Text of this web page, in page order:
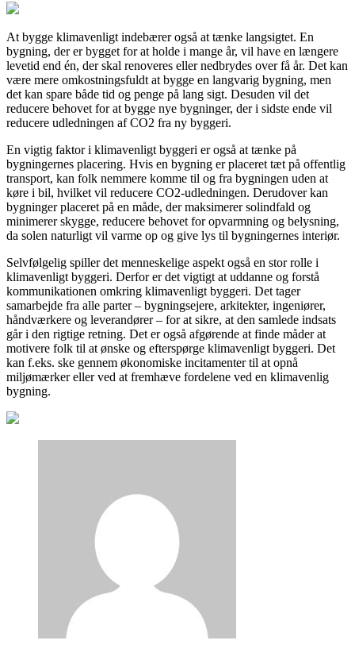
At bygge klimavenligt indebærer også at tænke langsigtet. En
bygning, der er bygget for at holde i mange år, vil have en længere
levetid end én, der skal renoveres eller nedbrydes over få år. Det kan
være mere omkostningsfuldt at bygge en langvarig bygning, men
det kan spare både tid og penge på lang sigt. Desuden vil det
reducere behovet for at bygge nye bygninger, der i sidste ende vil
reducere udledningen af CO2 fra ny byggeri.
En vigtig faktor i klimavenligt byggeri er også at tænke på
bygningernes placering. Hvis en bygning er placeret tæt på offentlig
transport, kan folk nemmere komme til og fra bygningen uden at
køre i bil, hvilket vil reducere CO2-udledningen. Derudover kan
bygninger placeret på en måde, der maksimerer solindfald og
minimerer skygge, reducere behovet for opvarmning og belysning,
da solen naturligt vil varme op og give lys til bygningernes interiør.
Selvfølgelig spiller det menneskelige aspekt også en stor rolle i
klimavenligt byggeri. Derfor er det vigtigt at uddanne og forstå
kommunikationen omkring klimavenligt byggeri. Det tager
samarbejde fra alle parter – bygningsejere, arkitekter, ingeniører,
håndværkere og leverandører – for at sikre, at den samlede indsats
går i den rigtige retning. Det er også afgørende at finde måder at
motivere folk til at ønske og efterspørge klimavenligt byggeri. Det
kan f.eks. ske gennem økonomiske incitamenter til at opnå
miljømærker eller ved at fremhæve fordelene ved en klimavenlig
bygning.